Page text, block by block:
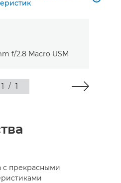
1 / 1
с прекрасными